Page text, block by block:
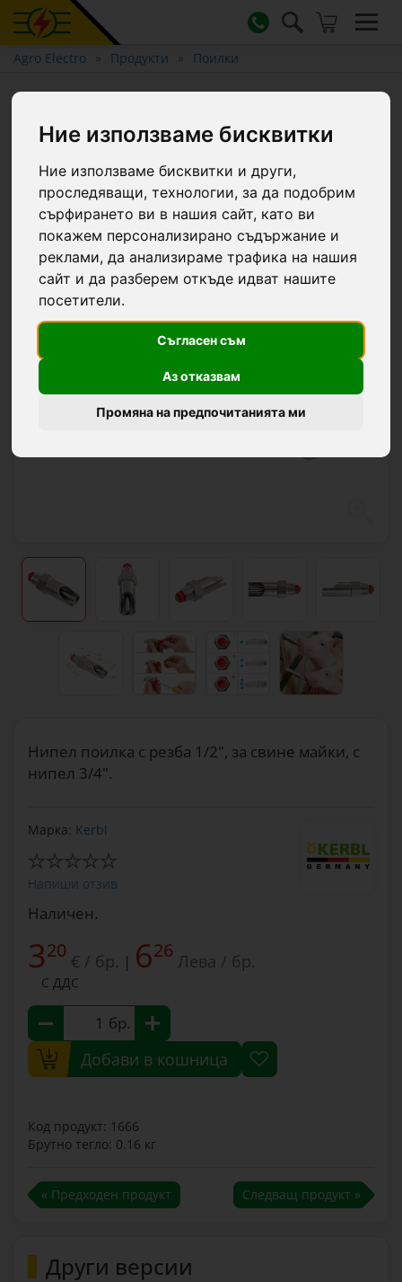
Ние използваме бисквитки
Ние използваме бисквитки и други,
проследяващи, технологии, за да подобрим
сърфирането ви в нашия сайт, като ви
покажем персонализирано съдържание и
реклами, да анализираме трафика на нашия
сайт и да разберем откъде идват нашите
посетители.
Съгласен съм
Аз отказвам
Промяна на предпочитанията ми
Agro Electro Продукти Поилки
свине майки, с нипел 3/4"
Нипел поилка с резба 1/2", за свине майки, с
нипел 3/4".
Марка: Kerbl
Напиши отзив
Наличен.
320 € / бр. | 626 Лева / бр.
С ДДС
бр.
Добави в кошница
Код продукт: 1666
Брутно тегло: 0.16 кг
« Предходен продукт Следващ продукт »
Други версии